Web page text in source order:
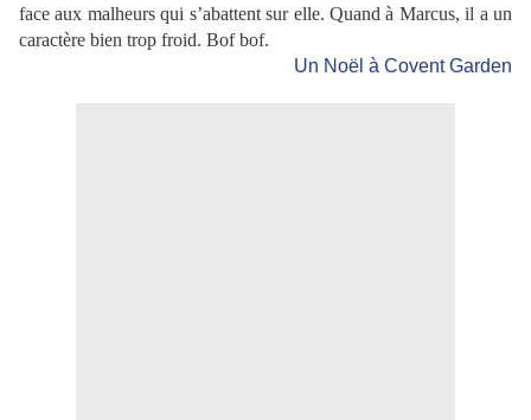
face aux malheurs qui s’abattent sur elle. Quand à Marcus, il a un
caractère bien trop froid. Bof bof.
Un Noël à Covent Garden